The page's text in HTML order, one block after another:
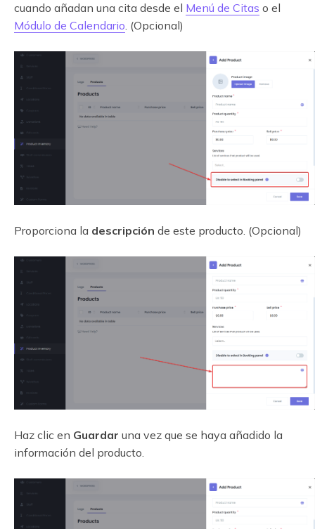
cuando añadan una cita desde el Menú de Citas o el
Módulo de Calendario. (Opcional)
Proporciona la descripción de este producto. (Opcional)
Haz clic en Guardar una vez que se haya añadido la
información del producto.